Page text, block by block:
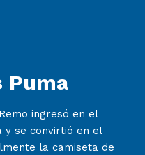
Puma
ingresó en el
y se convirtió en el
la camiseta de